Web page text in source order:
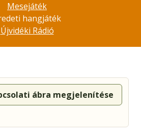
Mesejáték
hangjáték
Újvidéki Rádió
ábra megjelenítése